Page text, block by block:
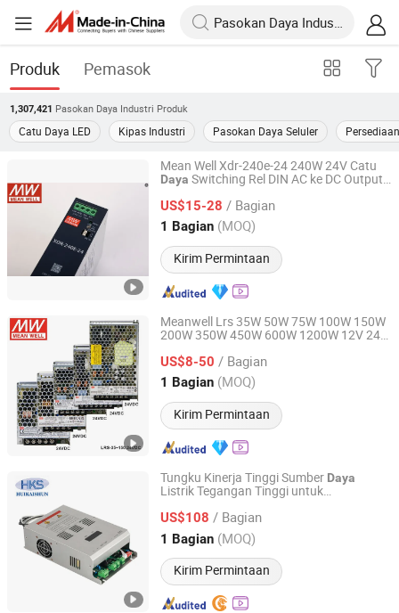
Produk Pemasok
1,307,421 Pasokan Daya Industri Produk
Catu Daya LED Kipas Industri Pasokan Daya Seluler
Mean Well Xdr-240e-24 240W 24V Catu
Daya Switching Rel DIN AC ke DC Output
US$15-28 / Bagian
1 Bagian (MOQ)
Kirim Permintaan
Abrizone Electronics Co., Ltd.
Zhejiang, China Harga mulai 2025
Meanwell Lrs 35W 50W 75W 100W 150W
200W 350W 450W 600W 1200W 12V 24V
Industri
US$8-50 / Bagian
1 Bagian (MOQ)
Kirim Permintaan
Abrizone Electronics Co., Ltd.
Zhejiang, China Harga mulai 2025
Tungku Kinerja Tinggi Sumber Daya
Listrik Tegangan Tinggi untuk
US$108 / Bagian
1 Bagian (MOQ)
Kirim Permintaan
Nanjing Huikaishun Electronic Technology Co., Ltd.
Jiangsu, China Harga mulai 2025